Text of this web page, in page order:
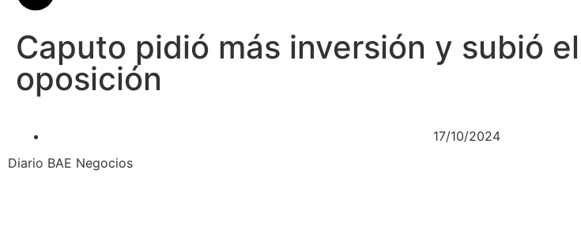
Caputo pidió más inversión y subió
oposición
17/10/2024
Diario BAE Negocios